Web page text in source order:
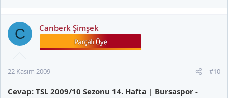
C Canberk Şimşek
22 Kasım 2009 #10
Cevap: TSL 2009/10 Sezonu 14. Hafta | Bursaspor -